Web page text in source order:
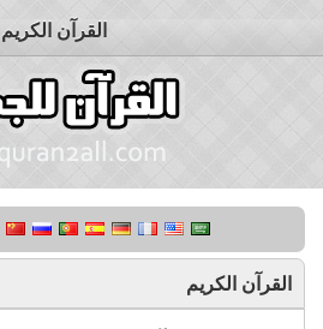
القرآن الكريم
القرآن الكريم